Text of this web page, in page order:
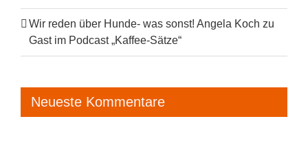
Wir reden über Hunde- was sonst! Angela Koch zu
Gast im Podcast „Kaffee-Sätze“
Neueste Kommentare